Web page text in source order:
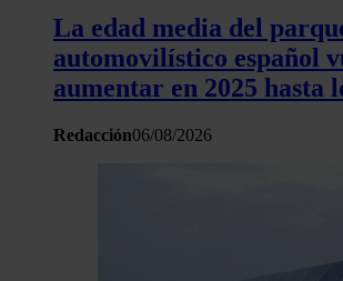
sitio web con nuestros partners de
análisis web, quienes pueden
haya proporcionado o que hayan
hecho de sus servicios.
La edad media del
automovilístico español
aumentar en 2025 hasta
Redacción06/08/2026